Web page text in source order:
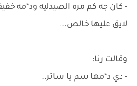
- كان جه كم مره الصيدليه ود*مه
لايق عليها خالص...
وقالت رنا:
- دي د*مها سم يا ساتر..